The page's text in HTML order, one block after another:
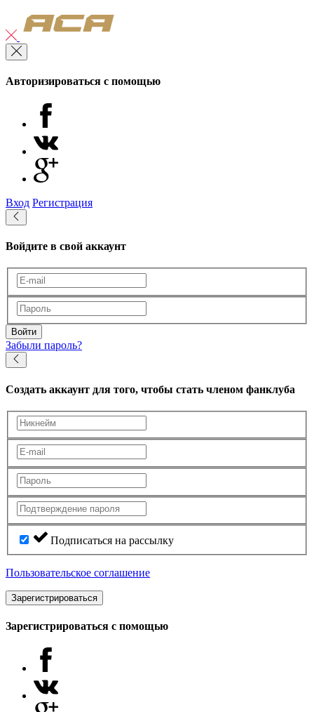
Авторизироваться с помощью
Вход Регистрация
Войдите в свой аккаунт
Войти
Забыли пароль?
Создать аккаунт для того, чтобы стать членом фанклуба
Подписаться на рассылку
Пользовательское соглашение
Зарегистрироваться
Зарегистрироваться с помощью